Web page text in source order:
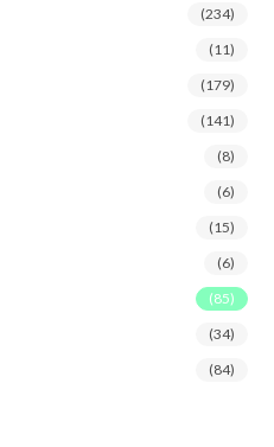
(234)
(11)
(179)
(141)
(8)
(6)
(15)
(6)
(85)
(34)
(84)